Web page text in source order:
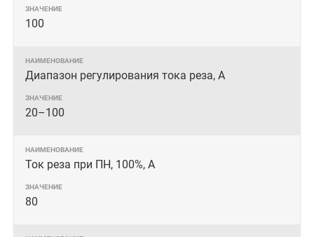
100
Диапазон регулирования тока реза, А
20–100
Ток реза при ПН, 100%, А
80